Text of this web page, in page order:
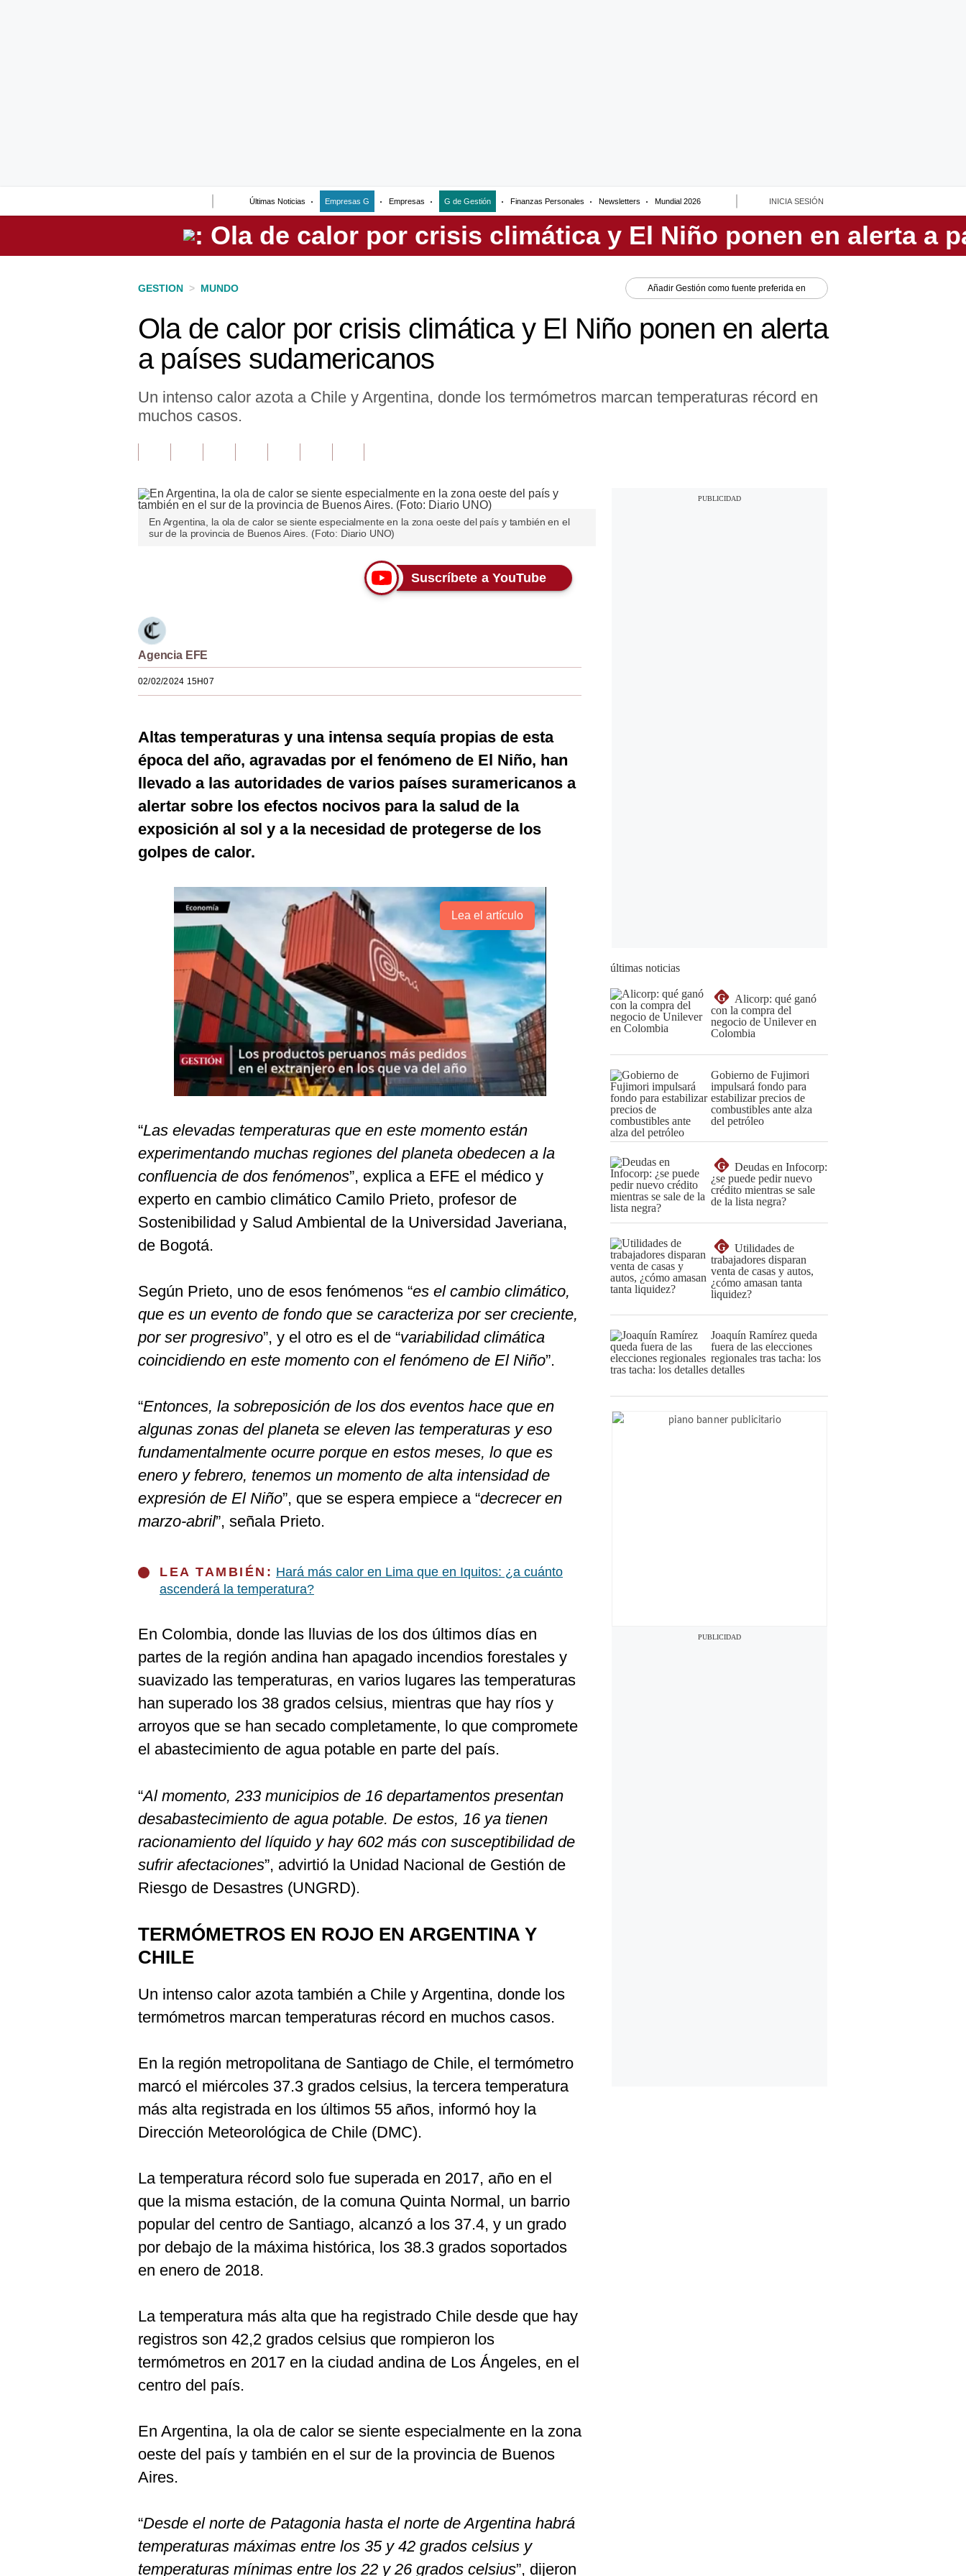
Últimas Noticias Empresas G Empresas G de Gestión Finanzas Personales Newsletters Mundial 2026 INICIA SESIÓN
Perú
GESTION > MUNDO Añadir Gestión como fuente preferida en
Ola de calor por crisis climática y El Niño ponen en alerta
a países sudamericanos
Un intenso calor azota a Chile y Argentina, donde los termómetros marcan temperaturas récord en
muchos casos.
En Argentina, la ola de calor se siente especialmente en la zona oeste del país y también en el
sur de la provincia de Buenos Aires. (Foto: Diario UNO)
Suscríbete a YouTube
Agencia EFE
02/02/2024 15H07
Altas temperaturas y una intensa sequía propias de esta
época del año, agravadas por el fenómeno de El Niño, han
llevado a las autoridades de varios países suramericanos a
alertar sobre los efectos nocivos para la salud de la
exposición al sol y a la necesidad de protegerse de los
golpes de calor.
Lea el artículo
“Las elevadas temperaturas que en este momento están
experimentando muchas regiones del planeta obedecen a la
confluencia de dos fenómenos”, explica a EFE el médico y
experto en cambio climático Camilo Prieto, profesor de
Sostenibilidad y Salud Ambiental de la Universidad Javeriana,
de Bogotá.
Según Prieto, uno de esos fenómenos “es el cambio climático,
que es un evento de fondo que se caracteriza por ser creciente,
por ser progresivo”, y el otro es el de “variabilidad climática
coincidiendo en este momento con el fenómeno de El Niño”.
“Entonces, la sobreposición de los dos eventos hace que en
algunas zonas del planeta se eleven las temperaturas y eso
fundamentalmente ocurre porque en estos meses, lo que es
enero y febrero, tenemos un momento de alta intensidad de
expresión de El Niño”, que se espera empiece a “decrecer en
marzo-abril”, señala Prieto.
LEA TAMBIÉN: Hará más calor en Lima que en Iquitos: ¿a cuánto
ascenderá la temperatura?
En Colombia, donde las lluvias de los dos últimos días en
partes de la región andina han apagado incendios forestales y
suavizado las temperaturas, en varios lugares las temperaturas
han superado los 38 grados celsius, mientras que hay ríos y
arroyos que se han secado completamente, lo que compromete
el abastecimiento de agua potable en parte del país.
“Al momento, 233 municipios de 16 departamentos presentan
desabastecimiento de agua potable. De estos, 16 ya tienen
racionamiento del líquido y hay 602 más con susceptibilidad de
sufrir afectaciones”, advirtió la Unidad Nacional de Gestión de
Riesgo de Desastres (UNGRD).
TERMÓMETROS EN ROJO EN ARGENTINA Y
CHILE
Un intenso calor azota también a Chile y Argentina, donde los
termómetros marcan temperaturas récord en muchos casos.
En la región metropolitana de Santiago de Chile, el termómetro
marcó el miércoles 37.3 grados celsius, la tercera temperatura
más alta registrada en los últimos 55 años, informó hoy la
Dirección Meteorológica de Chile (DMC).
La temperatura récord solo fue superada en 2017, año en el
que la misma estación, de la comuna Quinta Normal, un barrio
popular del centro de Santiago, alcanzó a los 37.4, y un grado
por debajo de la máxima histórica, los 38.3 grados soportados
en enero de 2018.
La temperatura más alta que ha registrado Chile desde que hay
registros son 42,2 grados celsius que rompieron los
termómetros en 2017 en la ciudad andina de Los Ángeles, en el
centro del país.
En Argentina, la ola de calor se siente especialmente en la zona
oeste del país y también en el sur de la provincia de Buenos
Aires.
“Desde el norte de Patagonia hasta el norte de Argentina habrá
temperaturas máximas entre los 35 y 42 grados celsius y
temperaturas mínimas entre los 22 y 26 grados celsius”, dijeron
últimas noticias
G
Alicorp: qué ganó
con la compra del
negocio de Unilever en
Colombia
Gobierno de Fujimori
impulsará fondo para
estabilizar precios de
combustibles ante alza
del petróleo
G
Deudas en Infocorp:
¿se puede pedir nuevo
crédito mientras se sale
de la lista negra?
G
Utilidades de
trabajadores disparan
venta de casas y autos,
¿cómo amasan tanta
liquidez?
Joaquín Ramírez queda
fuera de las elecciones
regionales tras tacha: los
detalles